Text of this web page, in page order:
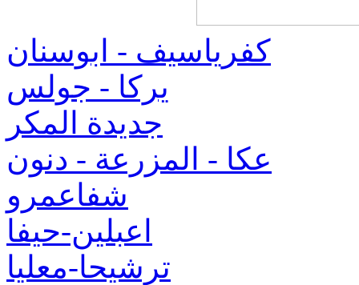
كفرياسيف - ابوسنان
يركا - جولس
جديدة المكر
عكا - المزرعة - دنون
شفاعمرو
اعبلين-حيفا
ترشيحا-معليا